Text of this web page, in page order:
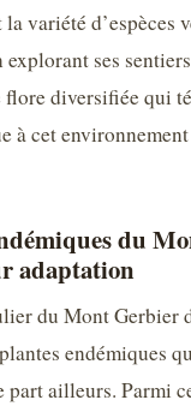
variété d’espèces
ses
flore diversifiée qui
à cet
du
adaptation
du Mont Gerbier
endémiques
part ailleurs. Parmi